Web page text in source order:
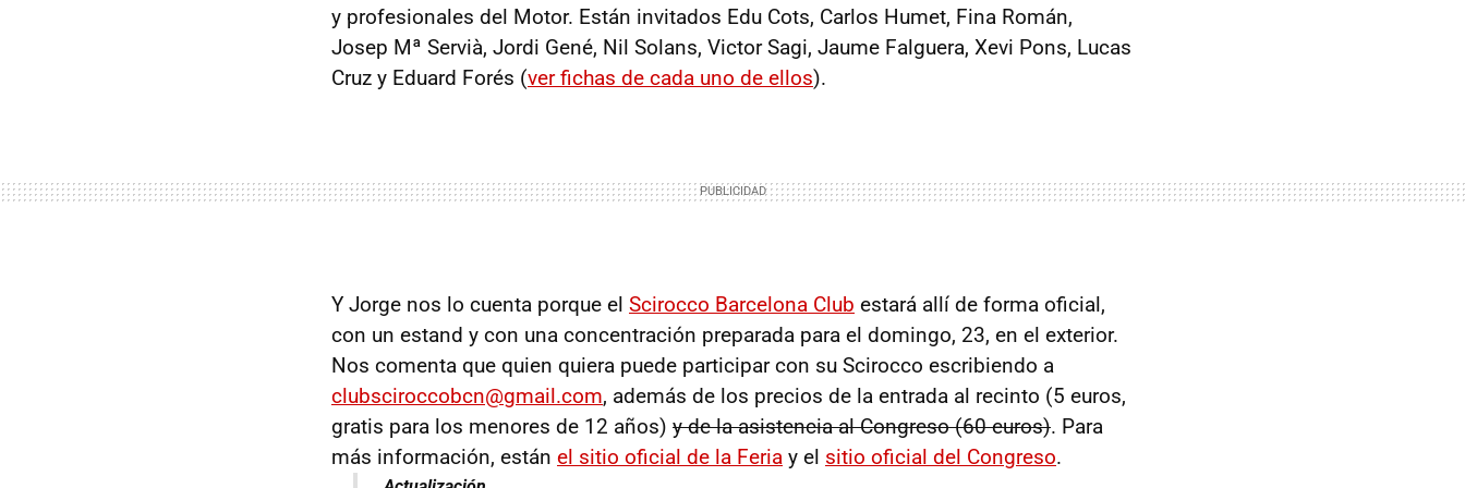
y profesionales del Motor. Están invitados Edu Cots, Carlos Humet, Fina Román,
Josep Mª Servià, Jordi Gené, Nil Solans, Victor Sagi, Jaume Falguera, Xevi Pons, Lucas
Cruz y Eduard Forés (ver fichas de cada uno de ellos).
Y Jorge nos lo cuenta porque el Scirocco Barcelona Club estará allí de forma oficial,
con un estand y con una concentración preparada para el domingo, 23, en el exterior.
Nos comenta que quien quiera puede participar con su Scirocco escribiendo a
clubsciroccobcn@gmail.com, además de los precios de la entrada al recinto (5 euros,
gratis para los menores de 12 años) y de la asistencia al Congreso (60 euros). Para
más información, están el sitio oficial de la Feria y el sitio oficial del Congreso.